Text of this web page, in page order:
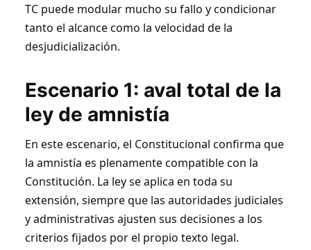
TC puede modular mucho su fallo y condicionar
tanto el alcance como la velocidad de la
desjudicialización.
Escenario 1: aval total de la
ley de amnistía
En este escenario, el Constitucional confirma que
la amnistía es plenamente compatible con la
Constitución. La ley se aplica en toda su
extensión, siempre que las autoridades judiciales
y administrativas ajusten sus decisiones a los
criterios fijados por el propio texto legal.